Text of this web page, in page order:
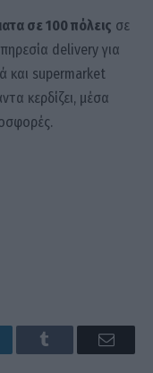
σε 100 πόλεις σε
delivery για
και supermarket
κερδίζει, μέσα
Tumblr Email